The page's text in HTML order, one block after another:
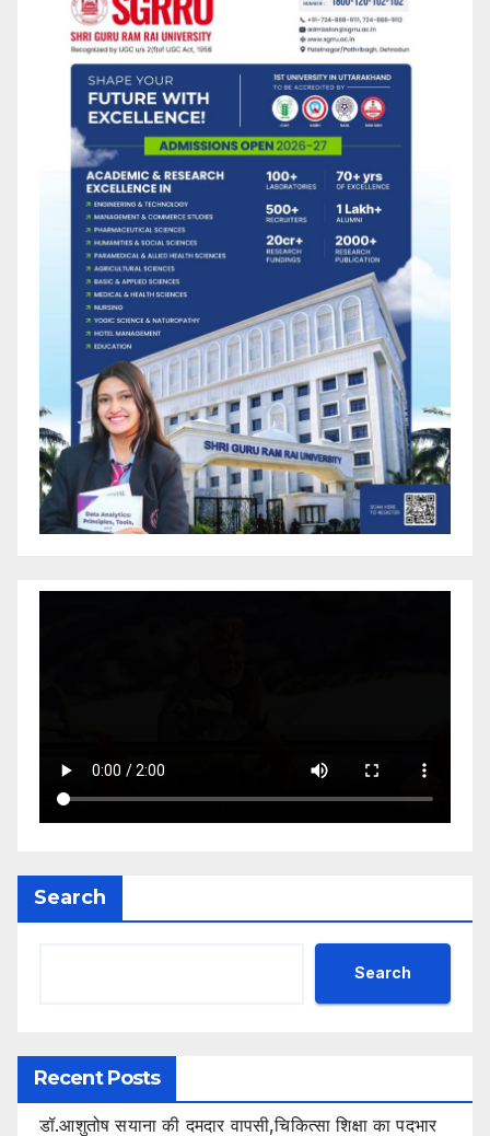
Search
Search
Recent Posts
डॉ.आशुतोष सयाना की दमदार वापसी,चिकित्सा शिक्षा का पदभार